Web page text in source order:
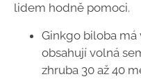
lidem hodně pomoci.
Ginkgo biloba
obsahují volná
zhruba 30 až 40